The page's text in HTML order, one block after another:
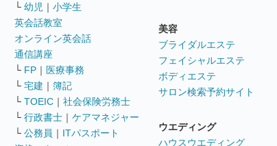
└ 幼児 ｜ 小学生
英会話教室
オンライン英会話
通信講座
└ FP ｜ 医療事務
└ 宅建 ｜ 簿記
└ TOEIC ｜ 社会保険労務士
└ 行政書士 ｜ ケアマネジャー
└ 公務員 ｜ ITパスポート
美容
ブライダルエステ
フェイシャルエステ
ボディエステ
サロン検索予約サイト
ウエディング
ハウスウエディング